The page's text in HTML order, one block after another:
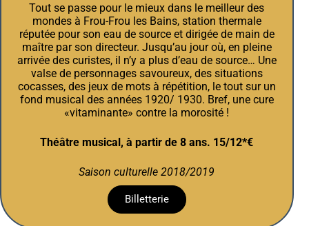
Tout se passe pour le mieux dans le meilleur des
mondes à Frou-Frou les Bains, station thermale
réputée pour son eau de source et dirigée de main de
maître par son directeur. Jusqu’au jour où, en pleine
arrivée des curistes, il n’y a plus d’eau de source… Une
valse de personnages savoureux, des situations
cocasses, des jeux de mots à répétition, le tout sur un
fond musical des années 1920/ 1930. Bref, une cure
«vitaminante» contre la morosité !
Théâtre musical, à partir de 8 ans. 15/12*€
Saison culturelle 2018/2019
Billetterie